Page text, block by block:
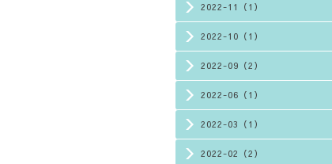
2022-11（1）
2022-10（1）
2022-09（2）
2022-06（1）
2022-03（1）
2022-02（2）